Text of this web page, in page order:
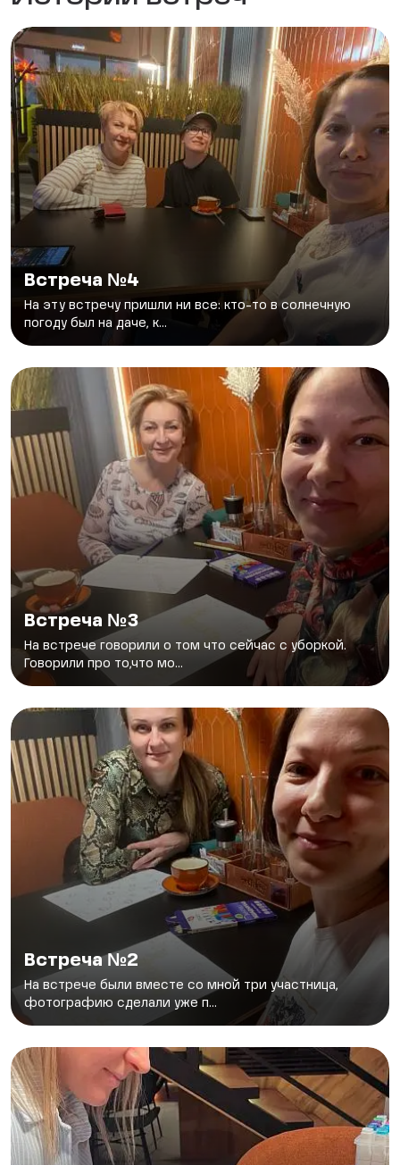
Встреча №4
На эту встречу пришли ни все: кто-то в солнечную
погоду был на даче, к...
Встреча №3
На встрече говорили о том что сейчас с уборкой.
Говорили про то,что мо...
Встреча №2
На встрече были вместе со мной три участница,
фотографию сделали уже п...